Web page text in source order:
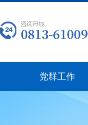
党群工作